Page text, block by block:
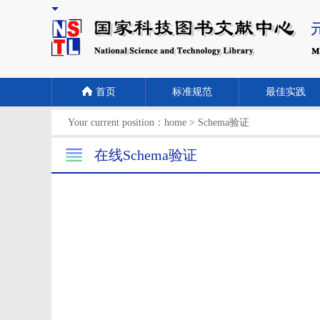
首页 标准规范 最佳实践
Your current position： home > Schema验证
在线Schema验证